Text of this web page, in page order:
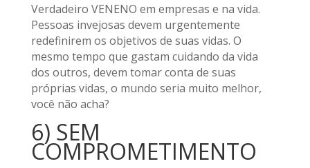
Verdadeiro VENENO em empresas e na vida.
Pessoas invejosas devem urgentemente
redefinirem os objetivos de suas vidas. O
mesmo tempo que gastam cuidando da vida
dos outros, devem tomar conta de suas
próprias vidas, o mundo seria muito melhor,
você não acha?
6) SEM
COMPROMETIMENTO